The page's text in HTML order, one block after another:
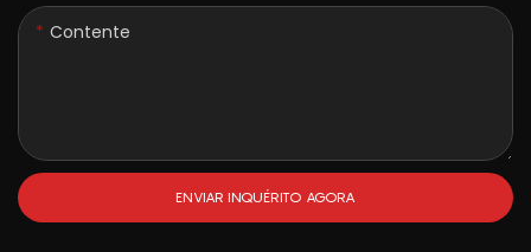
Contente
ENVIAR INQUÉRITO AGORA